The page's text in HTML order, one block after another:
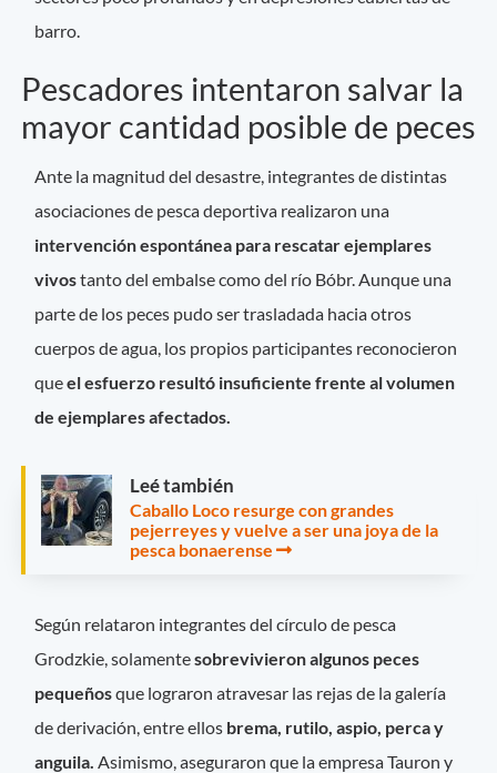
barro.
Pescadores intentaron salvar la
mayor cantidad posible de peces
Ante la magnitud del desastre, integrantes de distintas
asociaciones de pesca deportiva realizaron una
intervención espontánea para rescatar ejemplares
vivostanto del embalse como del río Bóbr. Aunque una
parte de los peces pudo ser trasladada hacia otros
cuerpos de agua, los propios participantes reconocieron
queel esfuerzo resultó insuficiente frente al volumen
de ejemplares afectados.
Leé también
Caballo Loco resurge con grandes
pejerreyes y vuelve a ser una joya de la
pesca bonaerense
Según relataron integrantes del círculo de pesca
Grodzkie, solamentesobrevivieron algunos peces
pequeñosque lograron atravesar las rejas de la galería
de derivación, entre ellos brema, rutilo, aspio, perca y
anguila. Asimismo, aseguraron que la empresa Tauron y